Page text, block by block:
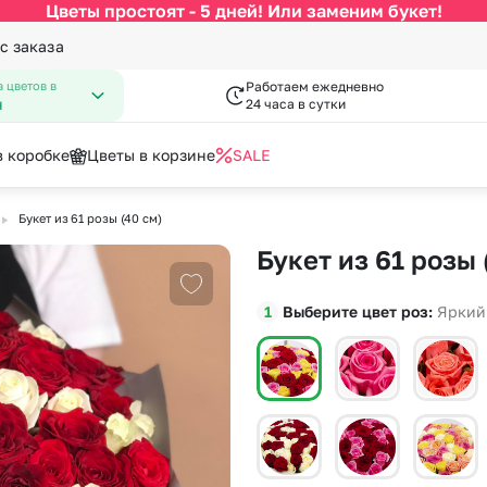
Цветы простоят - 5 дней! Или заменим букет!
заказа
цветов в
Работаем ежедневно
24 часа в сутки
роза
По виду цветка
Букеты до 2500 руб
Распродажа
Букеты от 4000 руб.
Букеты 1500 - 2600 руб.
Недорогие цветы
Февраля
День Учителя
Пасха
Последний звонок
Повышение
Белые розы
Красные розы
Кремовые розы
Разноцветные розы
коробке Цветы в корзине SALE
▶ Букет из 61 розы (40 см)
Добавить в избранное
Букет из 61
Выберите цвет роз